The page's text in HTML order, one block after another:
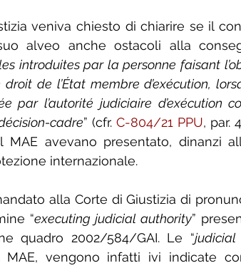
veniva chiesto di chiarire se il
alveo anche ostacoli alla
introduites par la personne faisant
de l’État membre d’exécution,
l’autorité judiciaire d’exécution
cadre” (cfr. C-804/21 PPU, par.
avevano presentato, dinanzi
internazionale.
alla Corte di Giustizia di
“executing judicial authority”
quadro 2002/584/GAI. Le “judicial
vengono infatti ivi indicate